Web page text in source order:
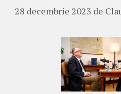
28 decembrie 2023 de